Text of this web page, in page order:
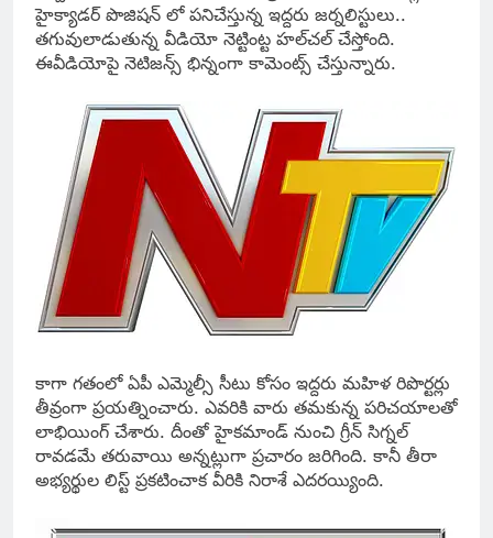
హైక్యాడ‌ర్ పొజిష‌న్ లో ప‌నిచేస్తున్న‌ ఇద్ద‌రు జ‌ర్న‌లిస్టులు..
త‌గువులాడుతున్న వీడియో నెట్టింట్ట హ‌ల్‌చ‌ల్ చేస్తోంది.
ఈవీడియోపై నెటిజ‌న్స్ భిన్నంగా కామెంట్స్ చేస్తున్నారు.
కాగా గ‌తంలో ఏపీ ఎమ్మెల్సీ సీటు కోసం ఇద్ద‌రు మ‌హిళ రిపొర్ట‌ర్లు
తీవ్రంగా ప్ర‌య‌త్నించారు. ఎవ‌రికి వారు త‌మకున్న ప‌రిచ‌యాల‌తో
లాభియింగ్ చేశారు. దీంతో హైక‌మాండ్ నుంచి గ్రీన్ సిగ్న‌ల్
రావ‌డ‌మే త‌రువాయి అన్నట్లుగా ప్ర‌చారం జ‌రిగింది. కానీ తీరా
అభ్య‌ర్థుల లిస్ట్ ప్ర‌క‌టించాక వీరికి నిరాశే ఎద‌ర‌య్యింది.